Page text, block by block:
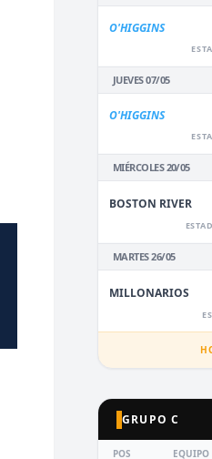
O'HIGGINS
JUEVES 07/05
O'HIGGINS
MIÉRCOLES 20/05
BOSTON RIVER
MARTES 26/05
MILLONARIOS
GRUPO C
POS EQUIPO